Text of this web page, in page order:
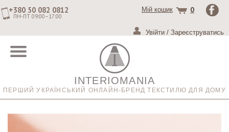
+380 50 082 0812
ПН-ПТ 09:00–17:00
Мій кошик 0
Увійти / Зареєструватись
INTERIOMANIA
ПЕРШИЙ УКРАЇНСЬКИЙ ОНЛАЙН-БРЕНД ТЕКСТИЛЮ ДЛЯ ДОМУ